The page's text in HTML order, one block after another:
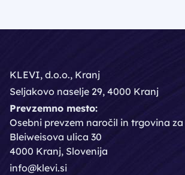
KLEVI, d.o.o., Kranj
Seljakovo naselje 29, 4000 Kranj
Prevzemno mesto:
Osebni prevzem naročil in trgovina
Bleiweisova ulica 30
4000 Kranj, Slovenija
info@klevi.si